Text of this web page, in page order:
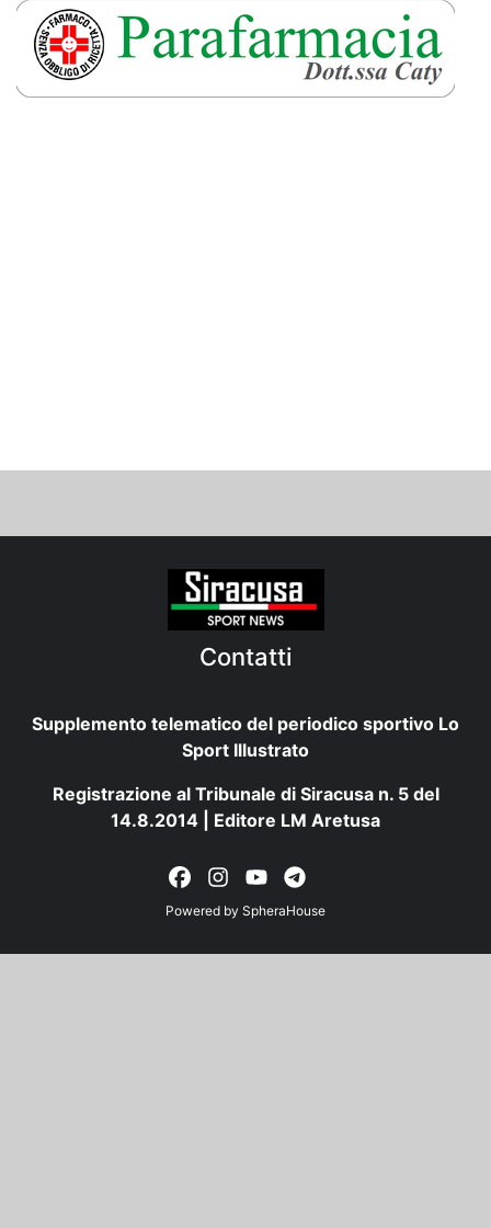
Contatti
Supplemento telematico del periodico sportivo Lo
Sport Illustrato
Registrazione al Tribunale di Siracusa n. 5 del
14.8.2014 | Editore LM Aretusa
Powered by SpheraHouse